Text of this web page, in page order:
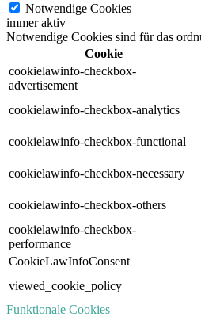
Notwendige Cookies
immer aktiv
Notwendige Cookies sind für das
Cookie
cookielawinfo-checkbox-
advertisement
cookielawinfo-checkbox-analytics
cookielawinfo-checkbox-functional
cookielawinfo-checkbox-necessary
cookielawinfo-checkbox-others
cookielawinfo-checkbox-
performance
CookieLawInfoConsent
viewed_cookie_policy
Funktionale Cookies